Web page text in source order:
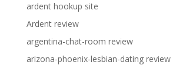
ardent hookup site
Ardent review
argentina-chat-room review
arizona-phoenix-lesbian-dating review